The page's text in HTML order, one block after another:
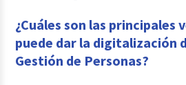
¿Cuáles son las principales
puede dar la digitalización
Gestión de Personas?